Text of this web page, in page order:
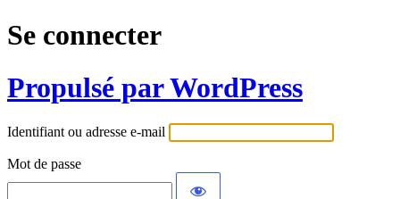
Se connecter
Propulsé par WordPress
Identifiant ou adresse e-mail
Mot de passe